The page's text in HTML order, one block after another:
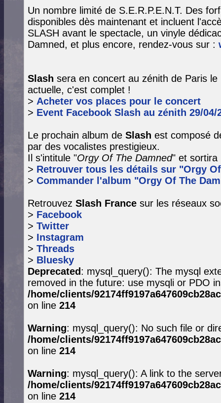
Un nombre limité de S.E.R.P.E.N.T. Des
disponibles dès maintenant et incluent
SLASH avant le spectacle, un vinyle
Damned, et plus encore, rendez-vous sur :
Slash sera en concert au zénith de Paris
actuelle, c'est complet !
> Acheter vos places pour le concert
> Event Facebook Slash au zénith 29/04/
Le prochain album de Slash est composé
par des vocalistes prestigieux.
Il s'intitule "Orgy Of The Damned" et sortira
> Retrouver tous les détails sur "Orgy
> Commander l'album "Orgy Of The
Retrouvez Slash France sur les réseaux
> Facebook
> Twitter
> Instagram
> Threads
> Bluesky
Deprecated: mysql_query(): The mysql
removed in the future: use mysqli or PDO
/home/clients/
on line 214
Warning: mysql_query(): No such file or
/home/clients/
on line 214
Warning: mysql_query(): A link to the
/home/clients/
on line 214